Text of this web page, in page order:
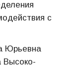
с
Юрьевна
Высоко-